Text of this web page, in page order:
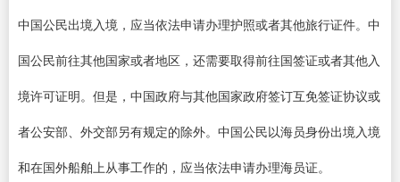
中国公民出境入境，应当依法申请办理护照或者其他旅行证件。中
国公民前往其他国家或者地区，还需要取得前往国签证或者其他入
境许可证明。但是，中国政府与其他国家政府签订互免签证协议或
者公安部、外交部另有规定的除外。中国公民以海员身份出境入境
和在国外船舶上从事工作的，应当依法申请办理海员证。